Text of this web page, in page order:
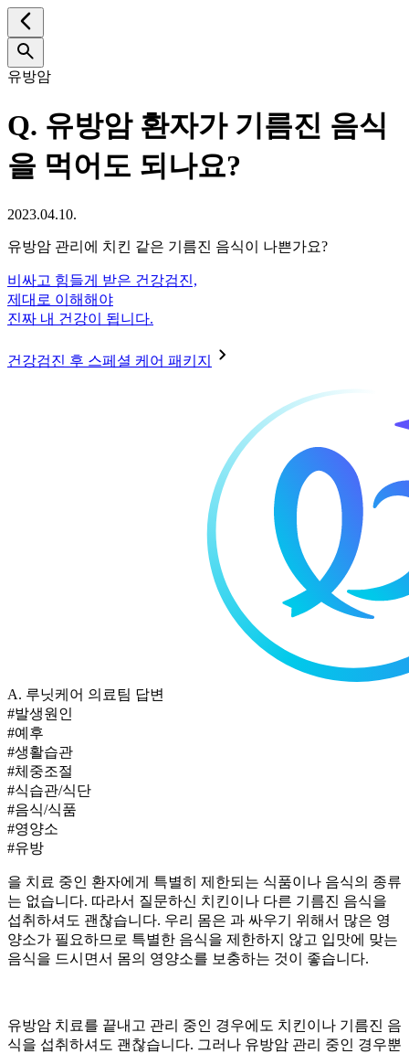
유방암
Q. 유방암 환자가 기름진 음식
을 먹어도 되나요?
2023.04.10.
유방암 관리에 치킨 같은 기름진 음식이 나쁜가요?
비싸고 힘들게 받은 건강검진,
제대로 이해해야
진짜 내 건강이 됩니다.
건강검진 후 스페셜 케어 패키지
A. 루닛케어 의료팀 답변
#발생원인
#예후
#생활습관
#체중조절
#식습관/식단
#음식/식품
#영양소
#유방
을 치료 중인 환자에게 특별히 제한되는 식품이나 음식의 종류
는 없습니다. 따라서 질문하신 치킨이나 다른 기름진 음식을
섭취하셔도 괜찮습니다. 우리 몸은 과 싸우기 위해서 많은 영
양소가 필요하므로 특별한 음식을 제한하지 않고 입맛에 맞는
음식을 드시면서 몸의 영양소를 보충하는 것이 좋습니다.
유방암 치료를 끝내고 관리 중인 경우에도 치킨이나 기름진 음
식을 섭취하셔도 괜찮습니다. 그러나 유방암 관리 중인 경우뿐